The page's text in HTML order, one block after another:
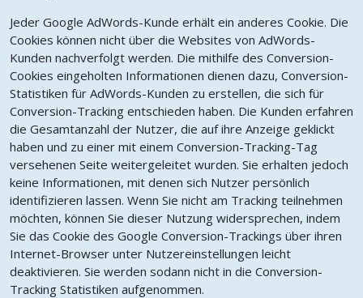
Jeder Google AdWords-Kunde erhält ein anderes Cookie. Die
Cookies können nicht über die Websites von AdWords-
Kunden nachverfolgt werden. Die mithilfe des Conversion-
Cookies eingeholten Informationen dienen dazu, Conversion-
Statistiken für AdWords-Kunden zu erstellen, die sich für
Conversion-Tracking entschieden haben. Die Kunden erfahren
die Gesamtanzahl der Nutzer, die auf ihre Anzeige geklickt
haben und zu einer mit einem Conversion-Tracking-Tag
versehenen Seite weitergeleitet wurden. Sie erhalten jedoch
keine Informationen, mit denen sich Nutzer persönlich
identifizieren lassen. Wenn Sie nicht am Tracking teilnehmen
möchten, können Sie dieser Nutzung widersprechen, indem
Sie das Cookie des Google Conversion-Trackings über ihren
Internet-Browser unter Nutzereinstellungen leicht
deaktivieren. Sie werden sodann nicht in die Conversion-
Tracking Statistiken aufgenommen.